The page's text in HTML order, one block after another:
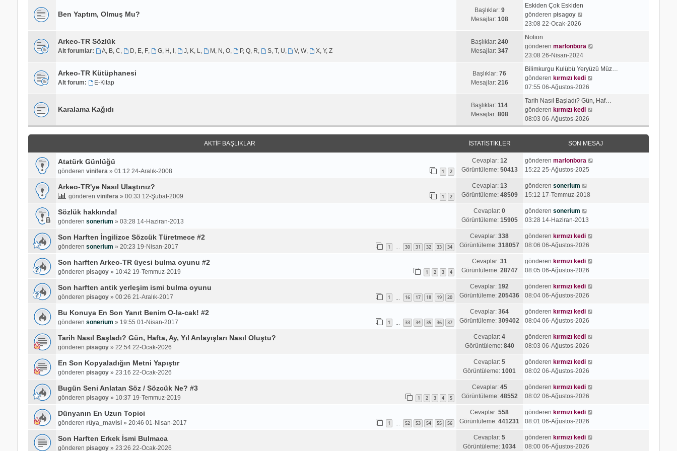
n
e
j
ı
ö
r
ü
n
t
ü
l
e
Ben Yaptım, Olmuş Mu? Başlıklar: 9
Mesajlar: 108
Eskiden Çok Eskiden
gönderen pisagoy
e
a
j
ı
ö
r
ü
t
l
e
23:08 22-Ocak-2026
Arkeo-TR Sözlük
Alt forumlar: A, B, C, D, E, F, G, H, I , J, K, L, M, N, O, P, Q, R, S, T, U, V, W, X, Y, Z
Başlıklar: 240
Mesajlar: 347
Notion
gönderen marlonbora
m
a
g
ö
r
ü
23:08 26-Nisan-2024
Arkeo-TR Kütüphanesi
Alt forum: E-Kitap
Başlıklar:76
Mesajlar: 216
Bilimkurgu Kulübü Yeryüzü Müz…
gönderen kırmızı kedi
m
j
07:55 06-Ağustos-2026
Karalama Kağıdı Başlıklar:114
Mesajlar: 808
Tarih Nasıl Başladı? Gün, Haf…
gönderen kırmızı kedi
n
m
e
s
08:03 06-Ağustos-2026
AKTIF BAŞLIKLAR İSTATISTIKLER SON MESAJ
Atatürk Günlüğü
gönderen vinifera» 01:12 24-Aralık-2008 1 2
Cevaplar: 12
Görüntüleme: 50413
gönderen marlonbora
15:22 25-Ağustos-2025
Arkeo-TR'ye Nasıl Ulaştınız?
gönderen vinifera» 00:33 12-Şubat-2009 1 2
Cevaplar: 13
Görüntüleme: 48509
gönderen sonerium
15:12 17-Temmuz-2018
Sözlük hakkında!
gönderen sonerium » 03:28 14-Haziran-2013
Cevaplar:0
Görüntüleme: 15905
gönderen sonerium
03:28 14-Haziran-2013
Son Harften İngilizce Sözcük Türetmece #2
gönderen sonerium » 20:23 19-Nisan-2017 1 30 31 32 33 34
Cevaplar:338
Görüntüleme:318057
gönderen kırmızı kedi
08:06 06-Ağustos-2026
Son harften Arkeo-TR üyesi bulma oyunu #2
gönderen pisagoy» 10:42 19-Temmuz-2019 1 2 3 4
Cevaplar: 31
Görüntüleme: 28747
gönderen kırmızı kedi
08:05 06-Ağustos-2026
Son harften antik yerleşim ismi bulma oyunu
gönderen pisagoy» 00:26 21-Aralık-2017 1 16 17 18 19 20
Cevaplar:192
Görüntüleme:205436
gönderen kırmızı kedi
08:04 06-Ağustos-2026
Bu Konuya En Son Yanıt Benim O-la-cak! #2
gönderen sonerium » 19:55 01-Nisan-2017 1 33 34 35 36 37
Cevaplar:364
Görüntüleme:309402
gönderen kırmızı kedi
08:04 06-Ağustos-2026
Tarih Nasıl Başladı? Gün, Hafta, Ay, Yıl Anlayışları Nasıl Oluştu?
gönderen pisagoy» 22:54 22-Ocak-2026
Cevaplar:4
Görüntüleme: 840
gönderen kırmızı kedi
08:03 06-Ağustos-2026
En Son Kopyaladığın Metni Yapıştır
gönderen pisagoy» 23:16 22-Ocak-2026
Cevaplar:5
Görüntüleme:1001
gönderen kırmızı kedi
08:02 06-Ağustos-2026
Bugün Seni Anlatan Söz / Sözcük Ne? #3
gönderen pisagoy» 10:37 19-Temmuz-2019 1 2 3 4 5
Cevaplar: 45
Görüntüleme: 48552
gönderen kırmızı kedi
08:02 06-Ağustos-2026
Dünyanın En Uzun Topici
gönderen rüya_mavisi» 20:46 01-Nisan-2017 1 52 53 54 55 56
Cevaplar:558
Görüntüleme:441231
gönderen kırmızı kedi
08:01 06-Ağustos-2026
Son Harften Erkek İsmi Bulmaca
gönderen pisagoy» 23:26 22-Ocak-2026
Cevaplar:5
Görüntüleme:1034
gönderen kırmızı kedi
08:00 06-Ağustos-2026